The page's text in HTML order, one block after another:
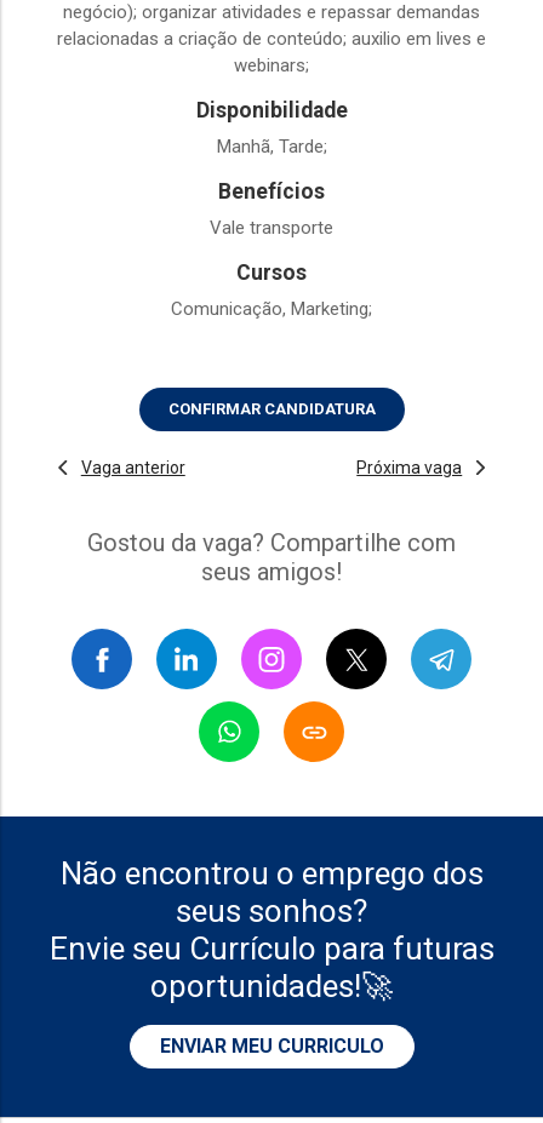
negócio); organizar atividades e repassar demandas
relacionadas a criação de conteúdo; auxilio em lives e
webinars;
Disponibilidade
Manhã, Tarde;
Benefícios
Vale transporte
Cursos
Comunicação, Marketing;
CONFIRMAR CANDIDATURA
Vaga anterior Próxima vaga
Gostou da vaga? Compartilhe com
seus amigos!
Não encontrou o emprego dos
seus sonhos?
Envie seu Currículo para futuras
oportunidades!🚀
ENVIAR MEU CURRICULO